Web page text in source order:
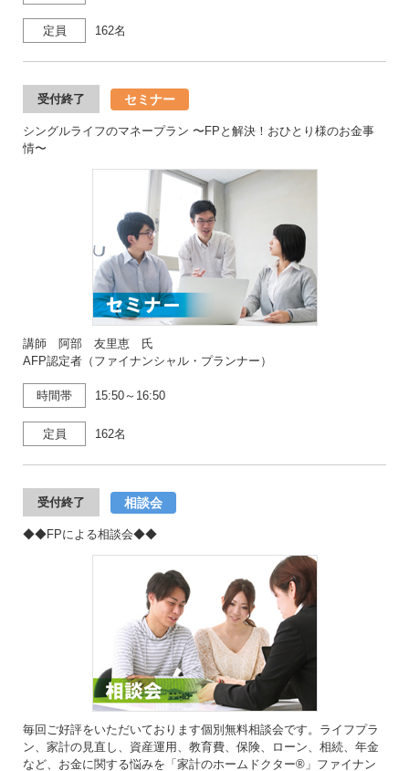
定員 162名
受付終了 セミナー
シングルライフのマネープラン 〜FPと解決！おひとり様のお金事
情〜
講師 阿部 友里恵 氏
AFP認定者（ファイナンシャル・プランナー）
時間帯 15:50～16:50
定員 162名
受付終了 相談会
◆◆FPによる相談会◆◆
毎回ご好評をいただいております個別無料相談会です。ライフプラ
ン、家計の見直し、資産運用、教育費、保険、ローン、相続、年金
など、お金に関する悩みを「家計のホームドクター®」ファイナン